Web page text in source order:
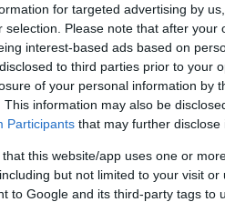
for targeted advertising by
selection. Please note that after
interest-based ads based on
to third parties prior to your
of your personal information by
This information may also be
Participants that may further disclose
that this website/app uses one or
but not limited to your visit
to Google and its third-party tags to
θα συναντούσε
ένδειξη της
ο Ντόναλντ Τραμπ δεν
της
θέση στις προσπάθειες
και θα